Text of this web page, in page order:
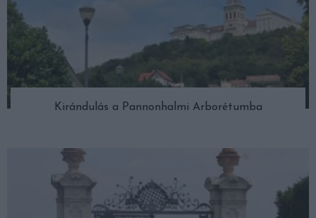
Kirándulás a Pannonhalmi Arborétumba